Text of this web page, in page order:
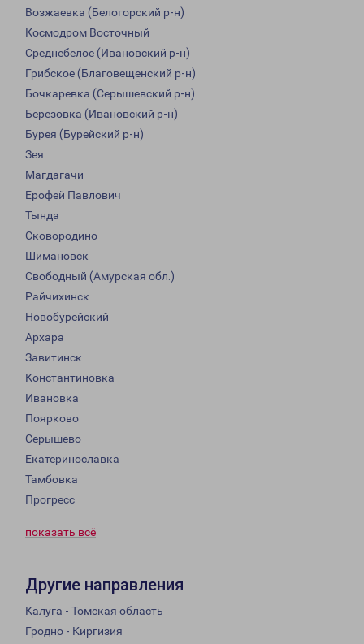
Возжаевка (Белогорский р-н)
Космодром Восточный
Среднебелое (Ивановский р-н)
Грибское (Благовещенский р-н)
Бочкаревка (Серышевский р-н)
Березовка (Ивановский р-н)
Бурея (Бурейский р-н)
Зея
Магдагачи
Ерофей Павлович
Тында
Сковородино
Шимановск
Свободный (Амурская обл.)
Райчихинск
Новобурейский
Архара
Завитинск
Константиновка
Ивановка
Поярково
Серышево
Екатеринославка
Тамбовка
Прогресс
показать всё
Другие направления
Калуга - Томская область
Гродно - Киргизия